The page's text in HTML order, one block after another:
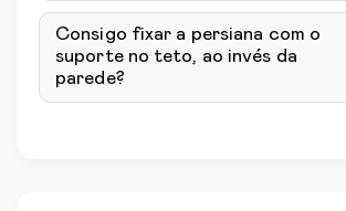
Consigo fixar a persiana com o
suporte no teto, ao invés da
parede?